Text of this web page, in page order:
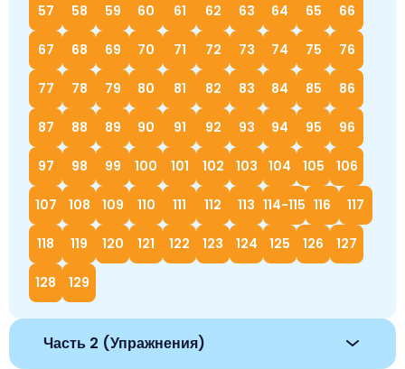
57 58 59 60 61 62 63 64 65 66
67 68 69 70 71 72 73 74 75 76
77 78 79 80 81 82 83 84 85 86
87 88 89 90 91 92 93 94 95 96
97 98 99 100 101 102 103 104 105 106
107 108 109 110 111 112 113 114-115 116 117
118 119 120 121 122 123 124 125 126 127
128 129
Часть 2 (Упражнения)